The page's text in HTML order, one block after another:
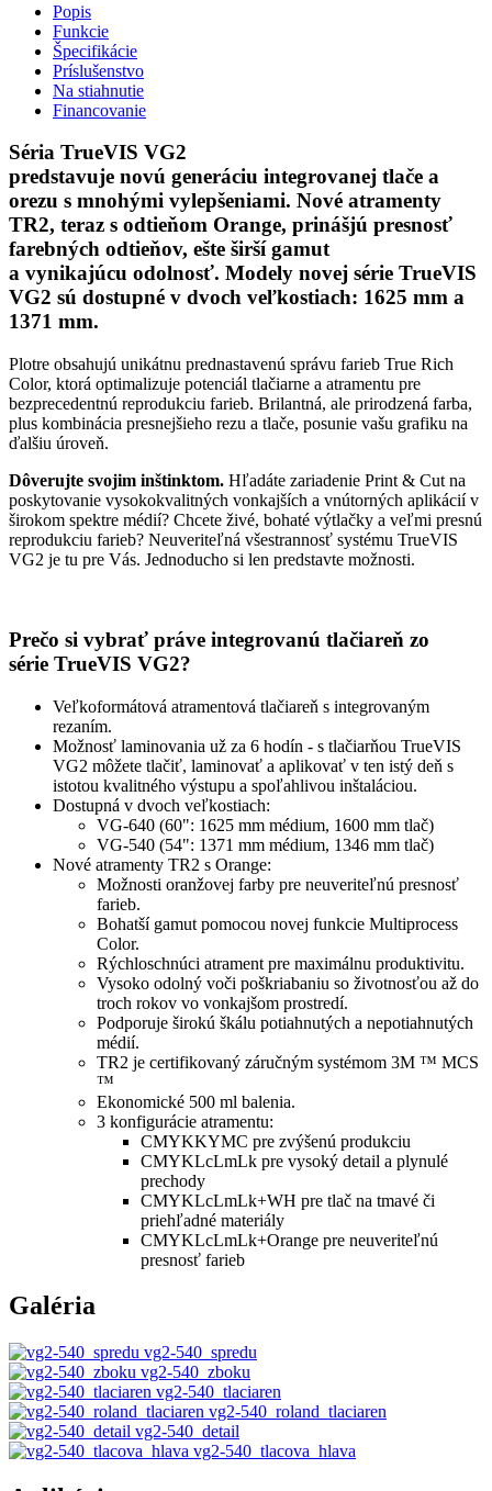
Popis
Funkcie
Špecifikácie
Príslušenstvo
Na stiahnutie
Financovanie
Séria TrueVIS VG2
predstavuje novú generáciu integrovanej tlače a
orezu s mnohými vylepšeniami. Nové atramenty
TR2, teraz s odtieňom Orange, prinášjú presnosť
farebných odtieňov, ešte širší gamut
a vynikajúcu odolnosť. Modely novej série TrueVIS
VG2 sú dostupné v dvoch veľkostiach: 1625 mm a
1371 mm.
Plotre obsahujú unikátnu prednastavenú správu farieb True Rich
Color, ktorá optimalizuje potenciál tlačiarne a atramentu pre
bezprecedentnú reprodukciu farieb. Brilantná, ale prirodzená farba,
plus kombinácia presnejšieho rezu a tlače, posunie vašu grafiku na
ďalšiu úroveň.
Dôverujte svojim inštinktom. Hľadáte zariadenie Print & Cut na
poskytovanie vysokokvalitných vonkajších a vnútorných aplikácií v
širokom spektre médií? Chcete živé, bohaté výtlačky a veľmi presnú
reprodukciu farieb? Neuveriteľná všestrannosť systému TrueVIS
VG2 je tu pre Vás. Jednoducho si len predstavte možnosti.
Prečo si vybrať práve integrovanú tlačiareň zo
série TrueVIS VG2?
Veľkoformátová atramentová tlačiareň s integrovaným
rezaním.
Možnosť laminovania už za 6 hodín - s tlačiarňou TrueVIS
VG2 môžete tlačiť, laminovať a aplikovať v ten istý deň s
istotou kvalitného výstupu a spoľahlivou inštaláciou.
Dostupná v dvoch veľkostiach:
VG-640 (60": 1625 mm médium, 1600 mm tlač)
VG-540 (54": 1371 mm médium, 1346 mm tlač)
Nové atramenty TR2 s Orange:
Možnosti oranžovej farby pre neuveriteľnú presnosť
farieb.
Bohatší gamut pomocou novej funkcie Multiprocess
Color.
Rýchloschnúci atrament pre maximálnu produktivitu.
Vysoko odolný voči poškriabaniu so životnosťou až do
troch rokov vo vonkajšom prostredí.
Podporuje širokú škálu potiahnutých a nepotiahnutých
médií.
TR2 je certifikovaný záručným systémom 3M ™ MCS
™
Ekonomické 500 ml balenia.
3 konfigurácie atramentu:
CMYKKYMC pre zvýšenú produkciu
CMYKLcLmLk pre vysoký detail a plynulé
prechody
CMYKLcLmLk+WH pre tlač na tmavé či
priehľadné materiály
CMYKLcLmLk+Orange pre neuveriteľnú
presnosť farieb
Galéria
vg2-540_spredu
vg2-540_zboku
vg2-540_tlaciaren
vg2-540_roland_tlaciaren
vg2-540_detail
vg2-540_tlacova_hlava